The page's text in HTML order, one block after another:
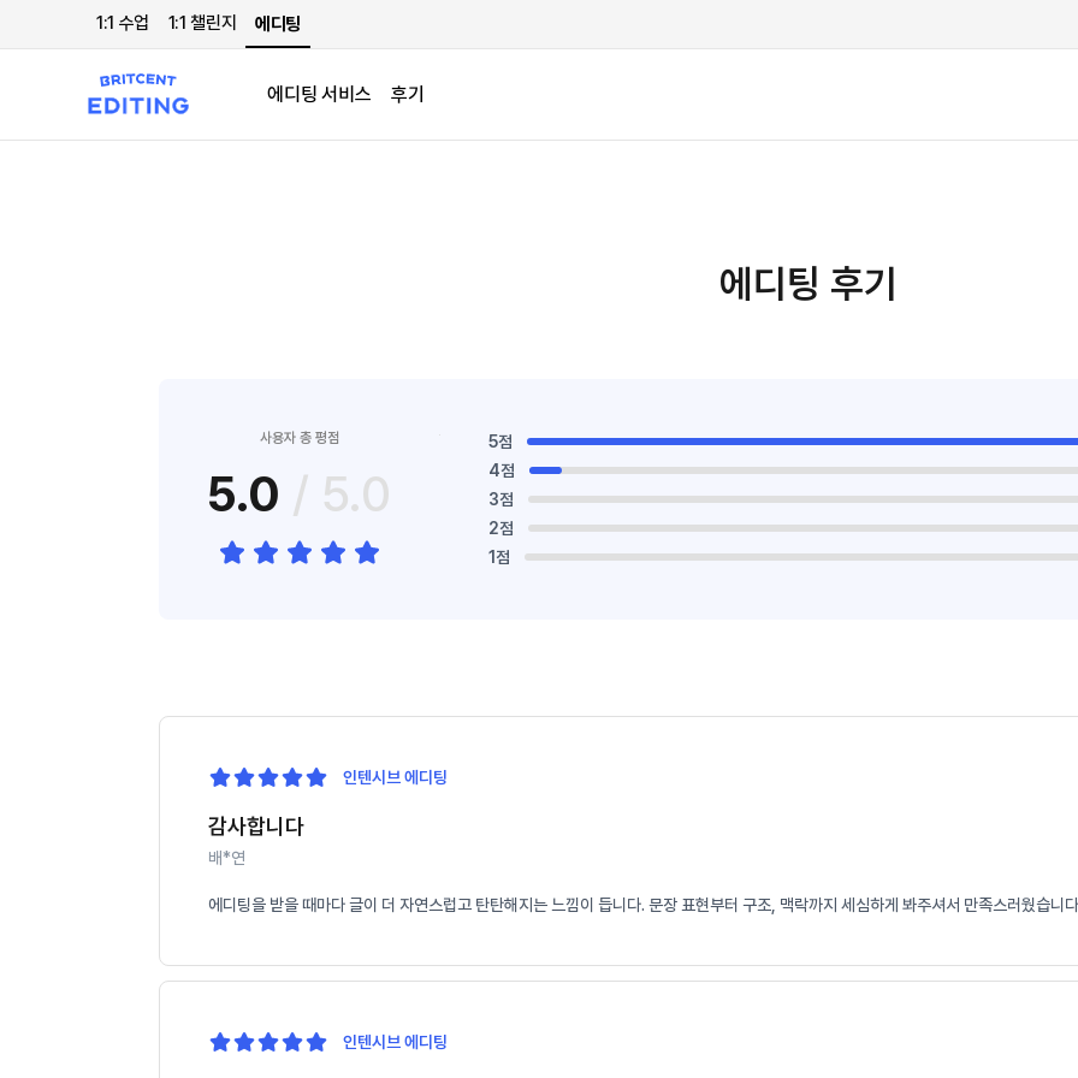
1:1 수업 1:1 챌린지 에디팅
에디팅 서비스 후기
에디팅 후기
사용자 총 평점
5.0 / 5.0
5점
4점
3점
2점
1점
인텐시브 에디팅
감사합니다
배*연
에디팅을 받을 때마다 글이 더 자연스럽고 탄탄해지는 느낌이 듭니다. 문장 표현부터 구조, 맥락까지 세심하게 봐주셔서 만족스러웠습니
인텐시브 에디팅